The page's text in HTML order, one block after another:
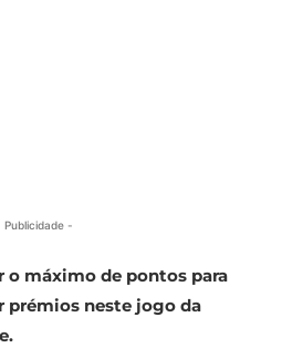
Publicidade -
máximo de pontos para
prémios neste jogo da